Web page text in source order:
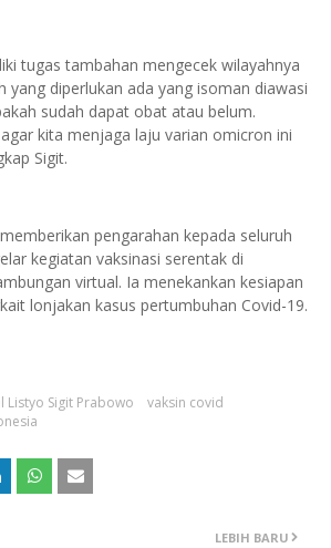
tugas tambahan mengecek wilayahnya
yang diperlukan ada yang isoman diawasi
sudah dapat obat atau belum.
kita menjaga laju varian omicron ini
Sigit.
pengarahan kepada seluruh
kegiatan vaksinasi serentak di
virtual. Ia menekankan kesiapan
lonjakan kasus pertumbuhan Covid-19.
Listyo Sigit Prabowo
vaksin covid
LEBIH BARU